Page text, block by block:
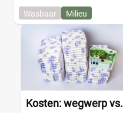
Wasbaar Milieu
Kosten: wegwerp vs.